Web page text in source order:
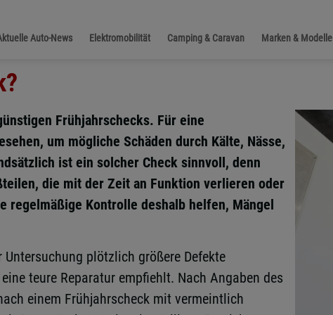
Auto-News Elektromobilität Camping & Caravan Marken & Modelle
Frühjahrschecks. Für eine
um mögliche Schäden durch Kälte, Nässe,
ist ein solcher Check sinnvoll, denn
die mit der Zeit an Funktion verlieren oder
regelmäßige Kontrolle deshalb helfen, Mängel
plötzlich größere Defekte
teure Reparatur empfiehlt. Nach Angaben des
einem Frühjahrscheck mit vermeintlich